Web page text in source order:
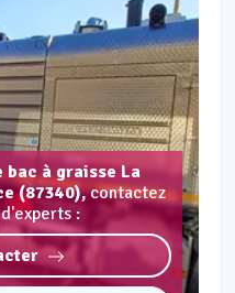
à graisse La
(87340),contactez
: